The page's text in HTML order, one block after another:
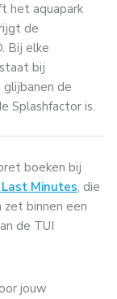
het aquapark
de
Bij elke
bij
de
Splashfactor is.
boeken bij
Minutes, die
zet binnen een
de TUI
jouw